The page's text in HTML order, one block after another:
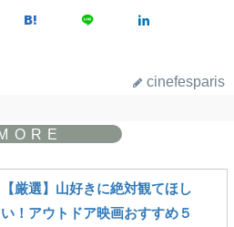
cinefesparis
【厳選】山好きに絶対観てほし
い！アウトドア映画おすすめ５